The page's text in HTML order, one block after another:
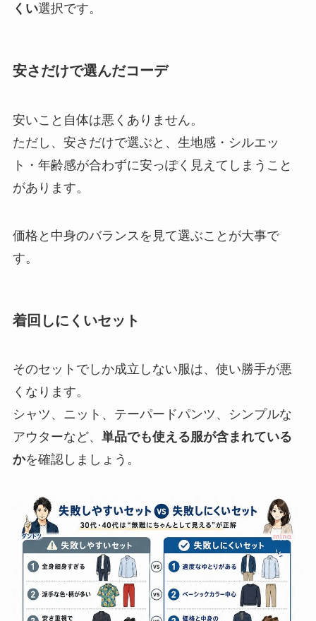
くい選択です。
安さだけで選んだコーデ
安いこと自体は悪くありません。
ただし、安さだけで選ぶと、生地感・シルエッ
ト・年齢感が合わずに安っぽく見えてしまうこと
があります。
価格と中身のバランスを見て選ぶことが大事で
す。
着回しにくいセット
そのセットでしか成立しない服は、使い勝手が悪
くなります。
シャツ、ニット、テーパードパンツ、シンプルな
アウターなど、 単品でも使える服が含まれている
かを確認しましょう。